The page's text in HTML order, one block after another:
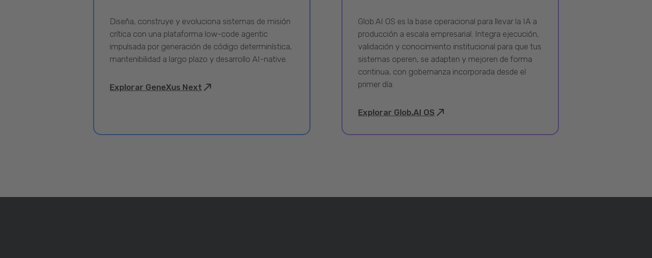
Diseña, construye y evoluciona sistemas de misión
crítica con una plataforma low-code agentic
impulsada por generación de código determinística,
mantenibilidad a largo plazo y desarrollo AI-native.
Explorar GeneXus Next
Glob.AI OS es la base operacional para llevar la IA a
producción a escala empresarial. Integra ejecución,
validación y conocimiento institucional para que tus
sistemas operen, se adapten y mejoren de forma
continua, con gobernanza incorporada desde el
primer día.
Explorar Glob.AI OS